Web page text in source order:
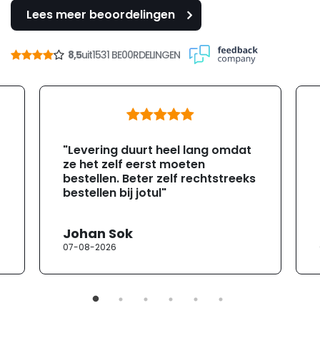
Lees meer beoordelingen
8,5uit1531 BE00RDELINGEN
"Levering duurt heel lang omdat
ze het zelf eerst moeten
bestellen. Beter zelf rechtstreeks
bestellen bij jotul"
Johan Sok
07-08-2026